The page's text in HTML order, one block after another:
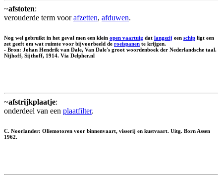
~afstoten:
verouderde term voorafzetten, afduwen.
Nog wel gebruikt in het geval men een klein open vaartuig dat langszij een schip ligt een
zet geeft om wat ruimte voor bijvoorbeeld de roeispanen te krijgen.
- Bron: Johan Hendrik van Dale, Van Dale's groot woordenboek der Nederlandsche taal.
Nijhoff, Sijthoff, 1914. Via Delpher.nl
~afstrijkplaatje:
onderdeel van een plaatfilter.
C. Noorlander: Oliemotoren voor binnenvaart, visserij en kustvaart. Uitg. Born Assen
1962.